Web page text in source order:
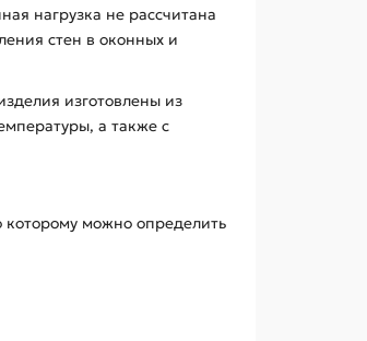
нагрузка не рассчитана
стен в оконных и
изготовлены из
а также с
которому можно определить